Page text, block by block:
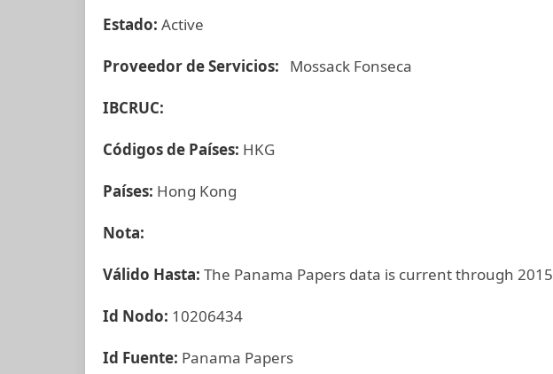
Estado: Active
Proveedor de Servicios: Mossack Fonseca
IBCRUC:
Códigos de Países: HKG
Países: Hong Kong
Nota:
Válido Hasta: The Panama Papers data is current through 2015
Id Nodo: 10206434
Id Fuente: Panama Papers